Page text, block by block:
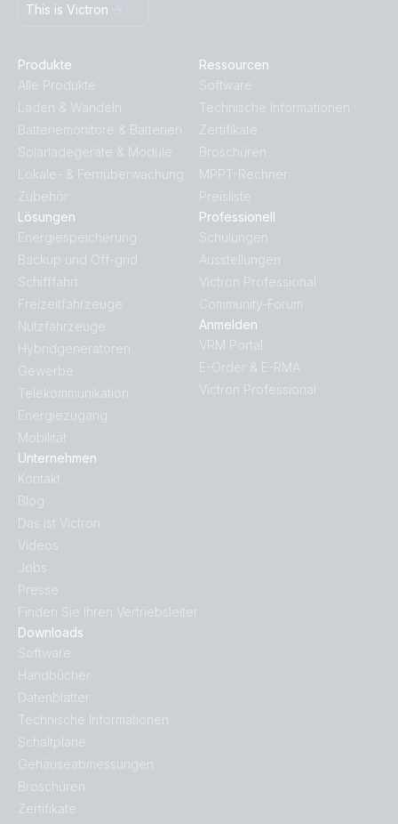
This is Victron
Produkte
Alle Produkte
Laden & Wandeln
Batteriemonitore & Batterien
Solarladegeräte & Module
Lokale- & Fernüberwachung
Zubehör
Downloads
Software
Handbücher
Datenblätter
Technische Informationen
Schaltpläne
Gehäuseabmessungen
Broschüren
Zertifikate
Lösungen
Energiespeicherung
Backup und Off-grid
Schifffahrt
Freizeitfahrzeuge
Nutzfahrzeuge
Hybridgeneratoren
Gewerbe
Telekommunikation
Energiezugang
Mobilität
Unternehmen
Kontakt
Blog
Das ist Victron
Videos
Jobs
Presse
Finden Sie Ihren Vertriebsleiter
Ressourcen
Software
Technische Informationen
Zertifikate
Broschüren
MPPT-Rechner
Preisliste
Professionell
Schulungen
Ausstellungen
Victron Professional
Community-Forum
Anmelden
VRM Portal
E-Order & E-RMA
Victron Professional